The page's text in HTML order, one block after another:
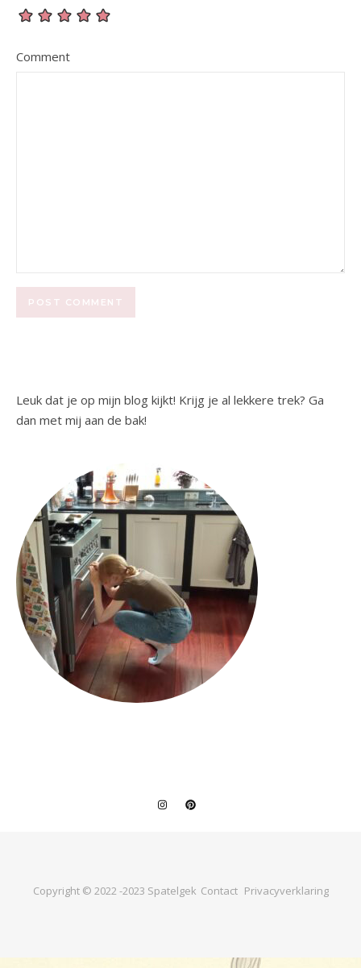
Comment
Leuk dat je op mijn blog kijkt! Krijg je al lekkere trek? Ga
dan met mij aan de bak!
Copyright © 2022 -2023 Spatelgek Contact Privacyverklaring